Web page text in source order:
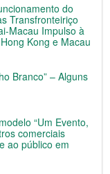
do
Transfronteiriço
Macau Impulso à
Kong e Macau
Branco” – Alguns
“Um Evento,
comerciais
ao público em